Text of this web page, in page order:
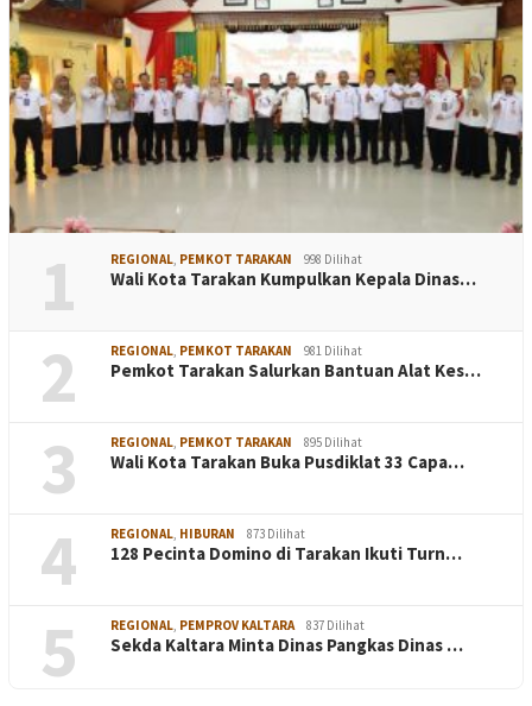
1 REGIONAL, PEMKOT TARAKAN 998 Dilihat
Wali Kota Tarakan Kumpulkan Kepala Dinas…
2 REGIONAL, PEMKOT TARAKAN 981 Dilihat
Pemkot Tarakan Salurkan Bantuan Alat Kes…
3 REGIONAL, PEMKOT TARAKAN 895 Dilihat
Wali Kota Tarakan Buka Pusdiklat 33 Capa…
4 REGIONAL, HIBURAN 873 Dilihat
128 Pecinta Domino di Tarakan Ikuti Turn…
5 REGIONAL, PEMPROV KALTARA 837 Dilihat
Sekda Kaltara Minta Dinas Pangkas Dinas …